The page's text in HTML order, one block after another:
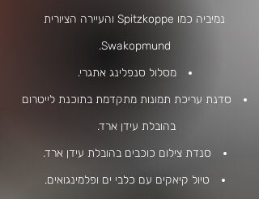
נמיביה כמו Spitzkoppe והעיירה הציורית
Swakopmund.
מסלול סנפלינג אתגרי.
סדנת עריכת תמונות מתקדמת בתוכנת לייטרום
בהובלת עידן ארד.
סנדת צילום כוכבים בהובלת עידן ארד.
טיול קיאקים עם כלבי ים ופלמינגואים.